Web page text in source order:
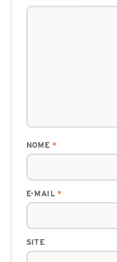
NOME *
E-MAIL*
SITE